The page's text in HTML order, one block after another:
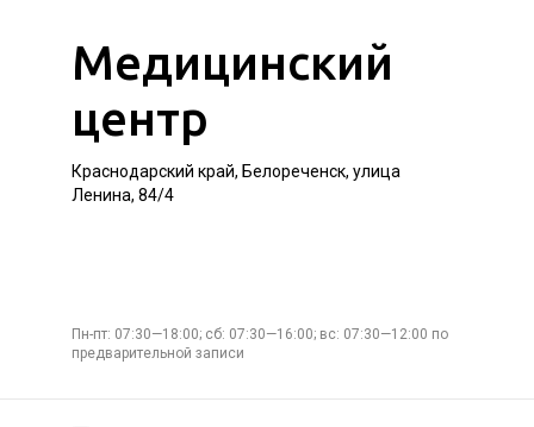
Медицинский
центр
Краснодарский край, Белореченск, улица
Ленина, 84/4
Пн-пт: 07:30—18:00; сб: 07:30—16:00; вс: 07:30—12:00 по
предварительной записи